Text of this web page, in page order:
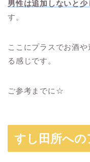
男性は追加しないと
す。
ここにプラスでお酒
る感じです。
ご参考までに☆
すし田所への